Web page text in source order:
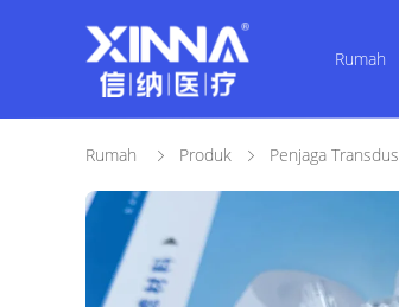
Rumah
Rumah Produk Penjaga